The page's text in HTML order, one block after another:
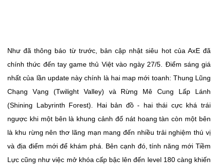
Như đã thông báo từ trước, bản cập nhật siêu hot của AxE đã
chính thức đến tay game thủ Việt vào ngày 27/5. Điểm sáng giá
nhất của lần update này chính là hai map mới toanh: Thung Lũng
Chạng Vạng (Twilight Valley) và Rừng Mê Cung Lấp Lánh
(Shining Labyrinth Forest). Hai bản đồ - hai thái cực khá trái
ngược khi một bên là khung cảnh đổ nát hoang tàn còn một bên
là khu rừng nên thơ lãng mạn mang đến nhiều trải nghiệm thú vị
và địa điểm mới để khám phá. Bên cạnh đó, tính năng mới Tiềm
Lực cũng như việc mở khóa cấp bậc lên đến level 180 càng khiến